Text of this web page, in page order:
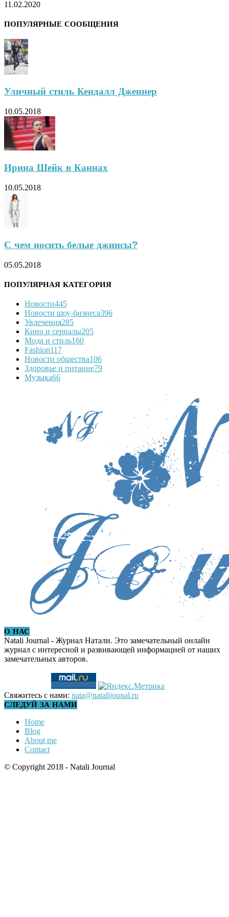
11.02.2020
ПОПУЛЯРНЫЕ СООБЩЕНИЯ
Уличный стиль Кендалл Дженнер
10.05.2018
Ирина Шейк в Каннах
10.05.2018
С чем носить белые джинсы?
05.05.2018
ПОПУЛЯРНАЯ КАТЕГОРИЯ
Новости445
Новости шоу-бизнеса396
Увлечения285
Кино и сериалы205
Мода и стиль160
Fashion117
Новости общества106
Здоровье и питание79
Музыка66
О НАС
Natali Journal - Журнал Натали. Это замечательный онлайн
журнал с интересной и развивающей информацией от наших
замечательных авторов.
Свяжитесь с нами: nata@natalijounal.ru
СЛЕДУЙ ЗА НАМИ
Home
Blog
About me
Contact
© Copyright 2018 - Natali Journal